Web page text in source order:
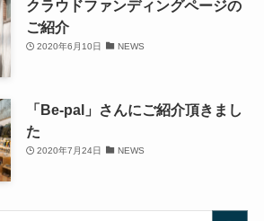
クラウドファンディングページの
ご紹介
2020年6月10日 NEWS
「Be-pal」さんにご紹介頂きまし
た
2020年7月24日 NEWS